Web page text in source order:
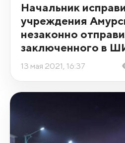
Начальник
учреждения
незаконно
заключенного в
13 мая 2021, 16:37